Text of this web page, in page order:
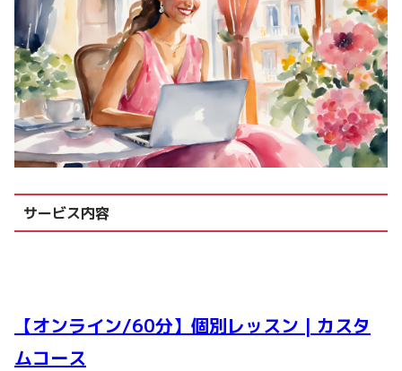
サービス内容
【オンライン/60分】個別レッスン | カスタ
ムコース